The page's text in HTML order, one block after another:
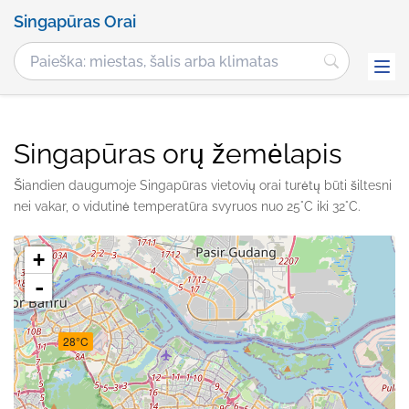
Singapūras Orai
Singapūras orų žemėlapis
Šiandien daugumoje Singapūras vietovių orai turėtų būti šiltesni
nei vakar, o vidutinė temperatūra svyruos nuo 25°C iki 32°C.
28°C
+
-